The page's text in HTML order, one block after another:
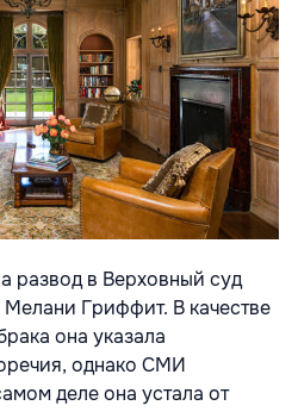
развод в Верховный суд
Гриффит. В качестве
она указала
однако СМИ
деле она устала от